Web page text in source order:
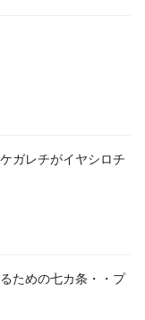
ガレチがイヤシロチ
ための七カ条・・プ